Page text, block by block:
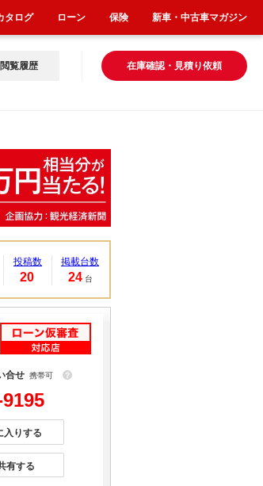
在庫確認・見積り依頼
閲覧履歴
投稿数
20
掲載台数
24 台
合せ 携帯可 ？
入りする
有する
タログ ローン 保険 新車・中古車マガジン